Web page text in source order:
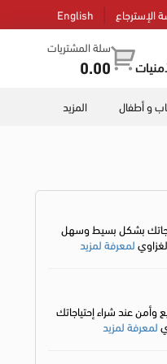
الإسترجاع English
سلة المشتريات
0.00
و أطفال المزيد
بشكل بسيط وسهل
لمعرفة لمزيد
وأمن عند شراء إحتياجاتك
لمعرفة لمزيد